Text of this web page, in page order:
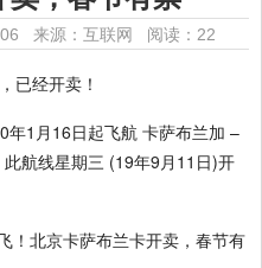
来源：互联网 阅读：22
已经开卖！
年1月16日起飞航 卡萨布兰加 –
航线星期三 (19年9月11日)开